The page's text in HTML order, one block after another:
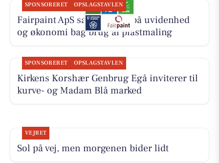
SPONSORERET OPSLAGSTAVLEN
Fairpaint ApS sætter fokus på uvidenhed
og økonomi bag brug af plastmaling
SPONSORERET OPSLAGSTAVLEN
Kirkens Korshær Genbrug Egå inviterer til
kurve- og Madam Blå marked
VEJRET
Sol på vej, men morgenen bider lidt